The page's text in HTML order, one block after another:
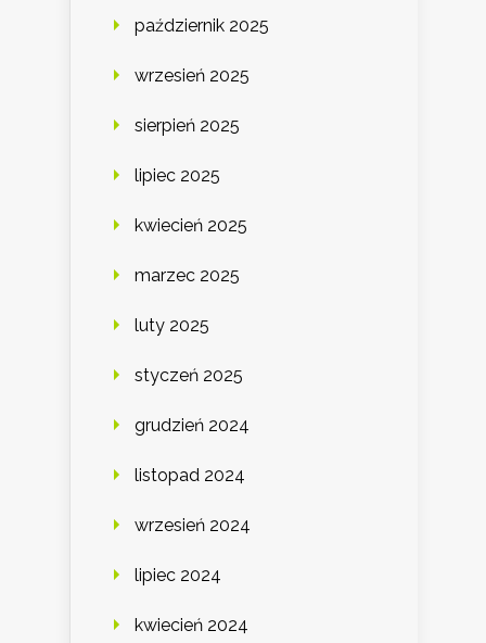
październik 2025
wrzesień 2025
sierpień 2025
lipiec 2025
kwiecień 2025
marzec 2025
luty 2025
styczeń 2025
grudzień 2024
listopad 2024
wrzesień 2024
lipiec 2024
kwiecień 2024